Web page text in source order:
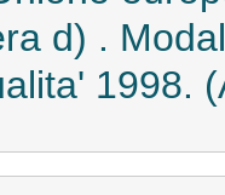
d) .
1998.